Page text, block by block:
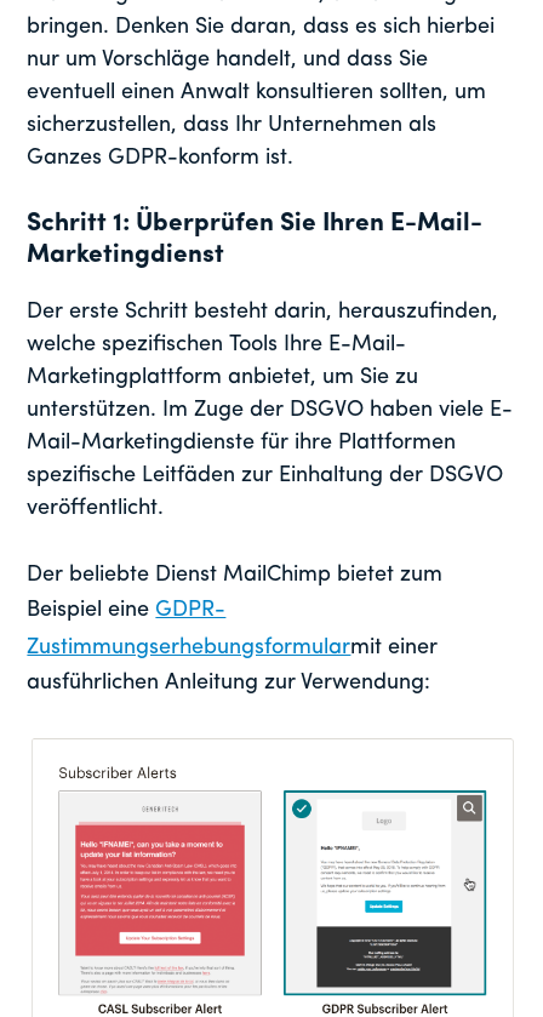
bringen. Denken Sie daran, dass es sich hierbei
nur um Vorschläge handelt, und dass Sie
eventuell einen Anwalt konsultieren sollten, um
sicherzustellen, dass Ihr Unternehmen als
Ganzes GDPR-konform ist.
Schritt 1: Überprüfen Sie Ihren E-Mail-
Marketingdienst
Der erste Schritt besteht darin, herauszufinden,
welche spezifischen Tools Ihre E-Mail-
Marketingplattform anbietet, um Sie zu
unterstützen. Im Zuge der DSGVO haben viele E-
Mail-Marketingdienste für ihre Plattformen
spezifische Leitfäden zur Einhaltung der DSGVO
veröffentlicht.
Der beliebte Dienst MailChimp bietet zum
Beispiel eine GDPR-
Zustimmungserhebungsformularmit einer
ausführlichen Anleitung zur Verwendung: